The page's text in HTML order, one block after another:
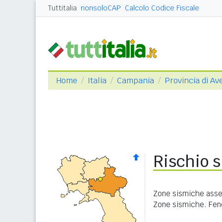
Tuttitalia nonsoloCAP Calcolo Codice Fiscale
Home Italia Campania Provincia di
Rischio
Zone sismiche
Zone sismiche.